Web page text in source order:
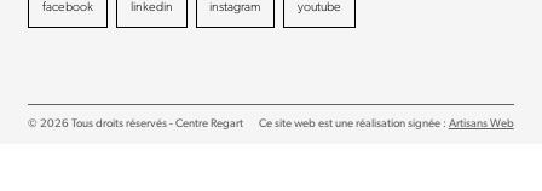
facebook linkedin instagram youtube
© 2026 Tous droits réservés - Centre Regart Ce site web est une réalisation signée : Artisans Web